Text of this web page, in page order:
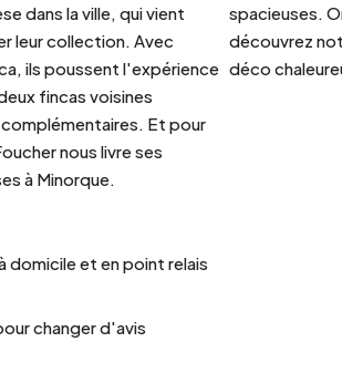
dans la ville, qui vient
leur collection. Avec
ils poussent l'expérience
fincas voisines
Et pour
nous livre ses
à Minorque.
spacieuses.
découvrez
déco
domicile et en point relais
changer d'avis